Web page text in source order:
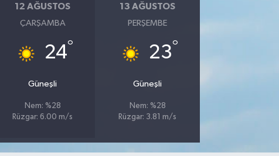
12 AĞUSTOS
ÇARŞAMBA
24°
Güneşli
Nem: %28
Rüzgar: 6.00 m/s
13 AĞUSTOS
PERŞEMBE
23°
Güneşli
Nem: %28
Rüzgar: 3.81 m/s